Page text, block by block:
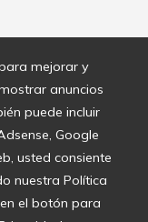
mejorar y
anuncios
puede incluir
Google
usted consiente
nuestra Política
el botón para